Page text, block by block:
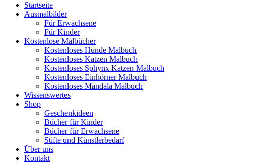
Startseite
Ausmalbilder
Für Erwachsene
Für Kinder
Kostenlose Malbücher
Kostenloses Hunde Malbuch
Kostenloses Katzen Malbuch
Kostenloses Sphynx Katzen Malbuch
Kostenloses Einhörner Malbuch
Kostenloses Mandala Malbuch
Wissenswertes
Shop
Geschenkideen
Bücher für Kinder
Bücher für Erwachsene
Stifte und Künstlerbedarf
Über uns
Kontakt